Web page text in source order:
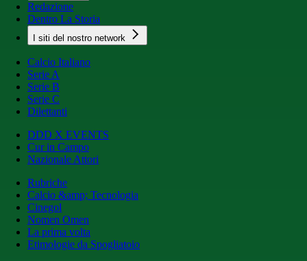
Redazione
Dentro La Storia
I siti del nostro network
Calcio Italiano
Serie A
Serie B
Serie C
Dilettanti
DDD X EVENTS
Cur in Campo
Nazionale Attori
Rubriche
Calcio &amp; Tecnologia
Cinegol
Nomen Omen
La prima volta
Etimologie da Spogliatoio